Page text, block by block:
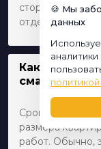
стороны, это
отделочные
Как долго
смарт-
Сроки ремонта
размера
работ. Обычно,
🍪 Мы
данных